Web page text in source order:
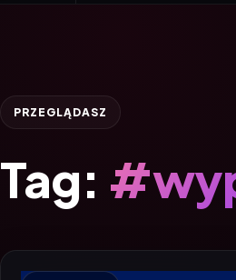
PRZEGLĄDASZ
Tag: